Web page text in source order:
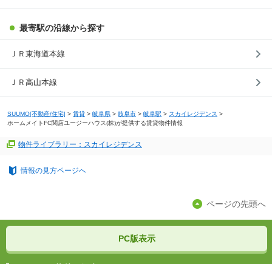
最寄駅の沿線から探す
ＪＲ東海道本線
ＪＲ高山本線
SUUMO[不動産/住宅] > 賃貸 > 岐阜県 > 岐阜市 > 岐阜駅 > スカイレジデンス >
ホームメイトFC関店ユージーハウス(株)が提供する賃貸物件情報
物件ライブラリー：スカイレジデンス
情報の見方ページへ
ページの先頭へ
PC版表示